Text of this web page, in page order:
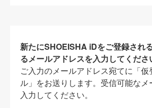
新たにSHOEISHA iDをご登録され
るメールアドレスを入力してくださ
ご入力のメールアドレス宛てに「仮
ル」をお送りします。受信可能なメ
入力してください。